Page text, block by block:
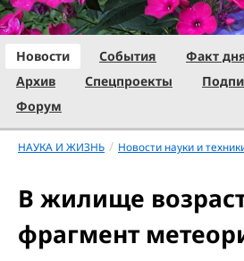
Новости События Факт
Архив
Спецпроекты
Форум
НАУКА И ЖИЗНЬ / Новости науки и
В жилище
фрагмент